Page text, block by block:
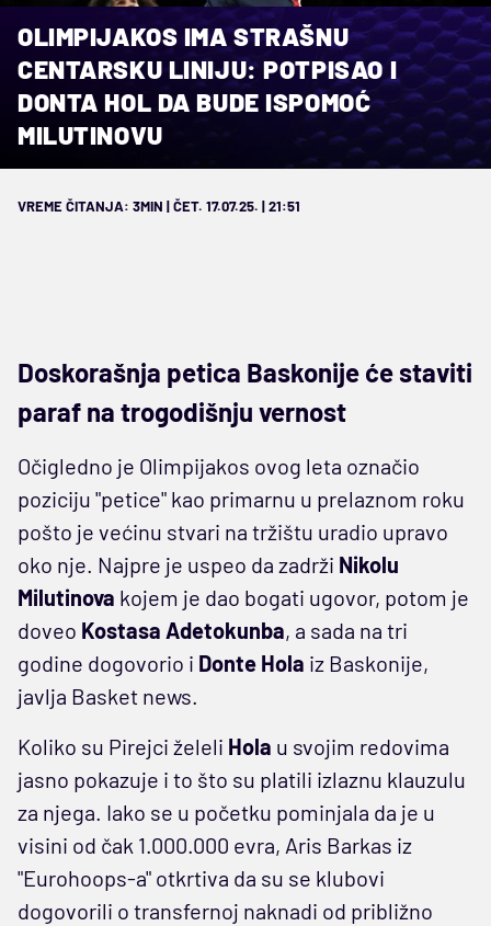
OLIMPIJAKOS IMA STRAŠNU
CENTARSKU LINIJU: POTPISAO I
DONTA HOL DA BUDE ISPOMOĆ
MILUTINOVU
VREME ČITANJA: 3MIN | ČET. 17.07.25. | 21:51
Doskorašnja petica Baskonije će staviti
paraf na trogodišnju vernost
Očigledno je Olimpijakos ovog leta označio
poziciju "petice" kao primarnu u prelaznom roku
pošto je većinu stvari na tržištu uradio upravo
oko nje. Najpre je uspeo da zadrži Nikolu
Milutinova kojem je dao bogati ugovor, potom je
doveo Kostasa Adetokunba, a sada na tri
godine dogovorio i Donte Hola iz Baskonije,
javlja Basket news.
Koliko su Pirejci želeli Hola u svojim redovima
jasno pokazuje i to što su platili izlaznu klauzulu
za njega. Iako se u početku pominjala da je u
visini od čak 1.000.000 evra, Aris Barkas iz
"Eurohoops-a" otkrtiva da su se klubovi
dogovorili o transfernoj naknadi od približno